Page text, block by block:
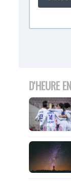
D'HEURE